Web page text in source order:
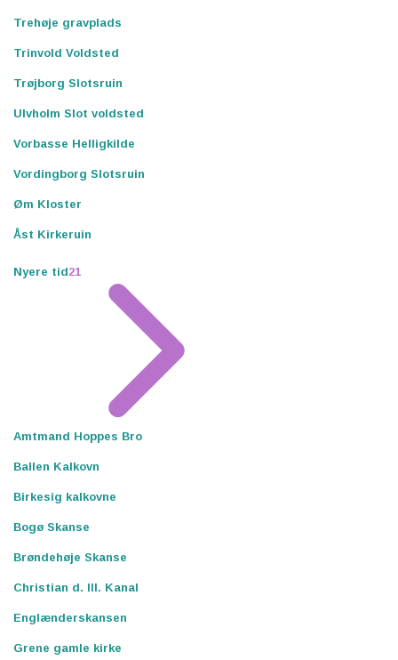
Trehøje gravplads
Trinvold Voldsted
Trøjborg Slotsruin
Ulvholm Slot voldsted
Vorbasse Helligkilde
Vordingborg Slotsruin
Øm Kloster
Åst Kirkeruin
Nyere tid21
Amtmand Hoppes Bro
Ballen Kalkovn
Birkesig kalkovne
Bogø Skanse
Brøndehøje Skanse
Christian d. III. Kanal
Englænderskansen
Grene gamle kirke